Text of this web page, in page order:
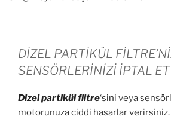
DİZEL PARTİKÜL
SENSÖRLERİNİZİ İPTAL
Dizel partikülfiltre‘sini veya
motorunuza ciddi hasarlar